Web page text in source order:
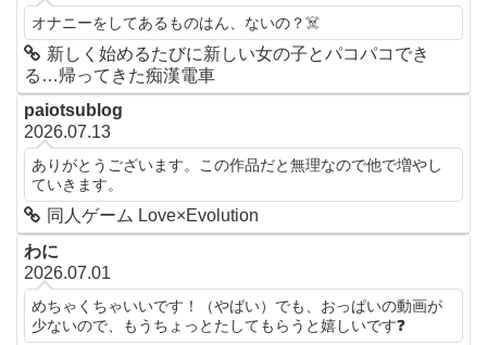
オナニーをしてあるものはん、ないの？☠️
新しく始めるたびに新しい女の子とパコパコでき
る…帰ってきた痴漢電車
paiotsublog
2026.07.13
ありがとうございます。この作品だと無理なので他で増やし
ていきます。
同人ゲーム Love×Evolution
わに
2026.07.01
めちゃくちゃいいです！（やばい）でも、おっぱいの動画が
少ないので、もうちょっとたしてもらうと嬉しいです❓